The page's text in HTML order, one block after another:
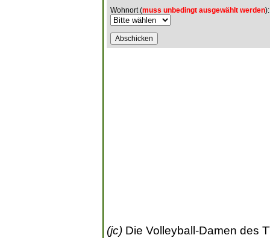
Wohnort (muss unbedingt ausgewählt werden):
(jc) Die Volleyball-Damen des